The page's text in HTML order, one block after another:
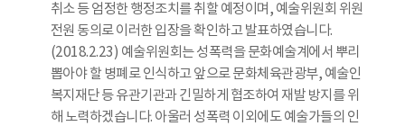
취소 등 엄정한 행정조치를 취할 예정이며, 예술위원회 위원
전원 동의로 이러한 입장을 확인하고 발표하였습니다.
(2018.2.23) 예술위원회는 성폭력을 문화예술계에서 뿌리
뽑아야 할 병폐로 인식하고 앞으로 문화체육관광부, 예술인
복지재단 등 유관기관과 긴밀하게 협조하여 재발 방지를 위
해 노력하겠습니다. 아울러 성폭력 이외에도 예술가들의 인